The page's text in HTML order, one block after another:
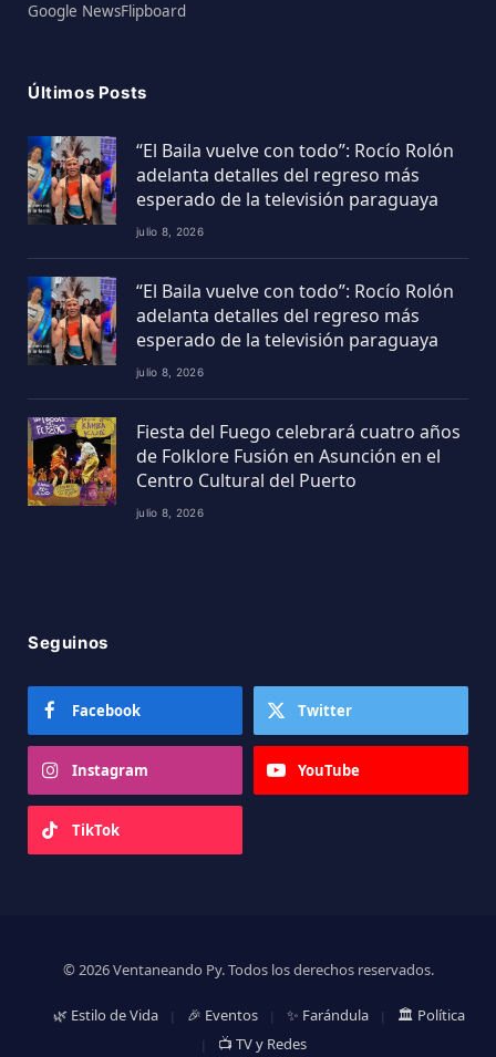
Google NewsFlipboard
Últimos Posts
“El Baila vuelve con todo”: Rocío Rolón
adelanta detalles del regreso más
esperado de la televisión paraguaya
julio 8, 2026
“El Baila vuelve con todo”: Rocío Rolón
adelanta detalles del regreso más
esperado de la televisión paraguaya
julio 8, 2026
Fiesta del Fuego celebrará cuatro años
de Folklore Fusión en Asunción en el
Centro Cultural del Puerto
julio 8, 2026
Seguinos
Facebook Twitter
Instagram YouTube
TikTok
© 2026 Ventaneando Py. Todos los derechos reservados.
🌿 Estilo de Vida 🎉 Eventos ✨ Farándula
🏛️ Política
📺 TV y Redes